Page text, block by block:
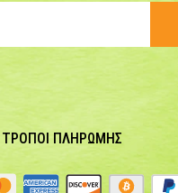
ΤΡΟΠΟΙ ΠΛΗΡΩΜΗΣ